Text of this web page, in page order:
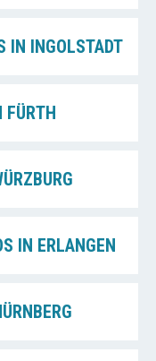
IN INGOLSTADT
FÜRTH
IN ERLANGEN